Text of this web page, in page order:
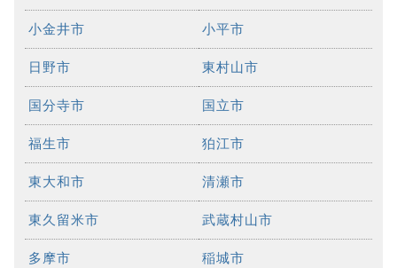
小金井市 小平市
日野市 東村山市
国分寺市 国立市
福生市 狛江市
東大和市 清瀬市
東久留米市 武蔵村山市
多摩市 稲城市